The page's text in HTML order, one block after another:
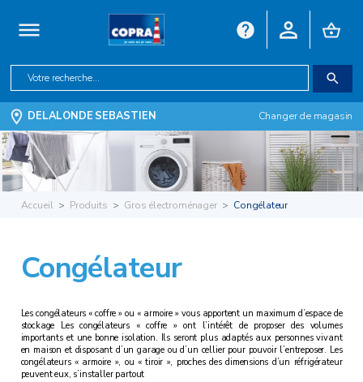
DELALONDE SEBASTIEN Changer de magasin
Accueil Produits Gros électroménager Congélateur
Congélateur
Les congélateurs « coffre » ou « armoire » vous apportent un maximum d’espace de
stockage Les congélateurs « coffre » ont l’intérêt de proposer des volumes
importants et une bonne isolation. Ils seront plus adaptés aux personnes vivant
en maison et disposant d’un garage ou d’un cellier pour pouvoir l’entreposer. Les
congélateurs « armoire », ou « tiroir », proches des dimensions d’un réfrigérateur
peuvent eux, s’installer partout